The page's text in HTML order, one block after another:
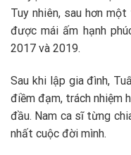
Tuy nhiên, sau hơn
được mái ấm hạnh
2017 và 2019.
Sau khi lập gia đình,
điềm đạm, trách nhiệm
đầu. Nam ca sĩ từng
nhất cuộc đời mình.